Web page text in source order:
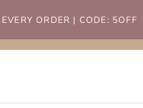
ORDER | CODE: 5OFF